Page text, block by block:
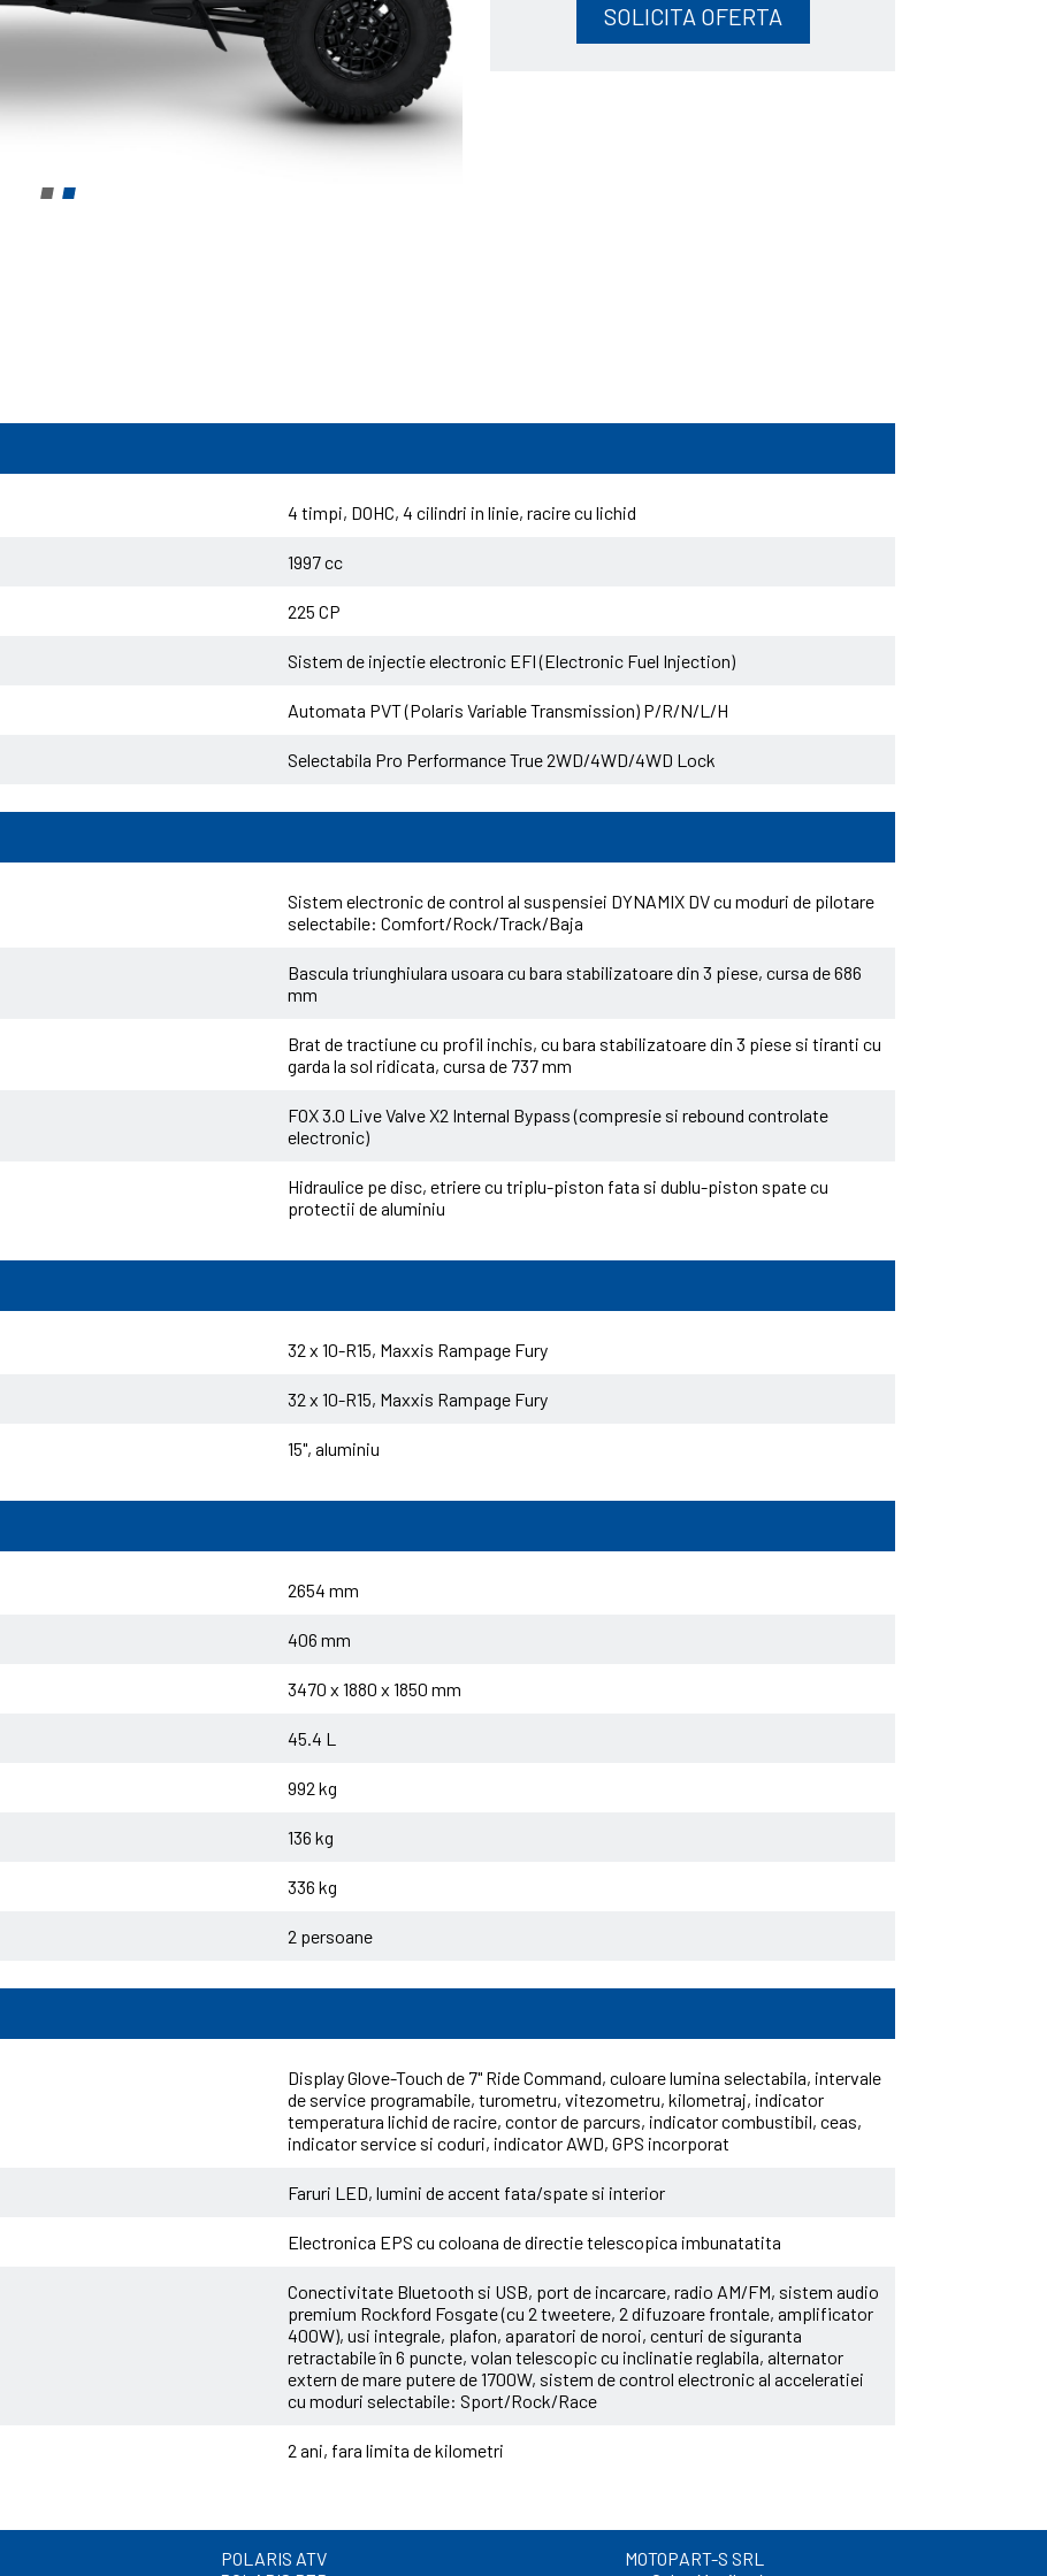
SOLICITA OFERTA
4 timpi, DOHC, 4 cilindri in linie, racire cu lichid
1997 cc
225 CP
Sistem de injectie electronic EFI (Electronic Fuel Injection)
Automata PVT (Polaris Variable Transmission) P/R/N/L/H
Selectabila Pro Performance True 2WD/4WD/4WD Lock
Sistem electronic de control al suspensiei DYNAMIX DV cu moduri de pilotare
selectabile: Comfort/Rock/Track/Baja
Bascula triunghiulara usoara cu bara stabilizatoare din 3 piese, cursa de 686
mm
Brat de tractiune cu profil inchis, cu bara stabilizatoare din 3 piese si tiranti cu
garda la sol ridicata, cursa de 737 mm
FOX 3.0 Live Valve X2 Internal Bypass (compresie si rebound controlate
electronic)
Hidraulice pe disc, etriere cu triplu-piston fata si dublu-piston spate cu
protectii de aluminiu
32 x 10-R15, Maxxis Rampage Fury
32 x 10-R15, Maxxis Rampage Fury
15", aluminiu
2654 mm
406 mm
3470 x 1880 x 1850 mm
45.4 L
992 kg
136 kg
336 kg
2 persoane
Display Glove-Touch de 7" Ride Command, culoare lumina selectabila, intervale
de service programabile, turometru, vitezometru, kilometraj, indicator
temperatura lichid de racire, contor de parcurs, indicator combustibil, ceas,
indicator service si coduri, indicator AWD, GPS incorporat
Faruri LED, lumini de accent fata/spate si interior
Electronica EPS cu coloana de directie telescopica imbunatatita
Conectivitate Bluetooth si USB, port de incarcare, radio AM/FM, sistem audio
premium Rockford Fosgate (cu 2 tweetere, 2 difuzoare frontale, amplificator
400W), usi integrale, plafon, aparatori de noroi, centuri de siguranta
retractabile în 6 puncte, volan telescopic cu inclinatie reglabila, alternator
extern de mare putere de 1700W, sistem de control electronic al acceleratiei
cu moduri selectabile: Sport/Rock/Race
2 ani, fara limita de kilometri
POLARIS ATV
MOTOPART-S SRL